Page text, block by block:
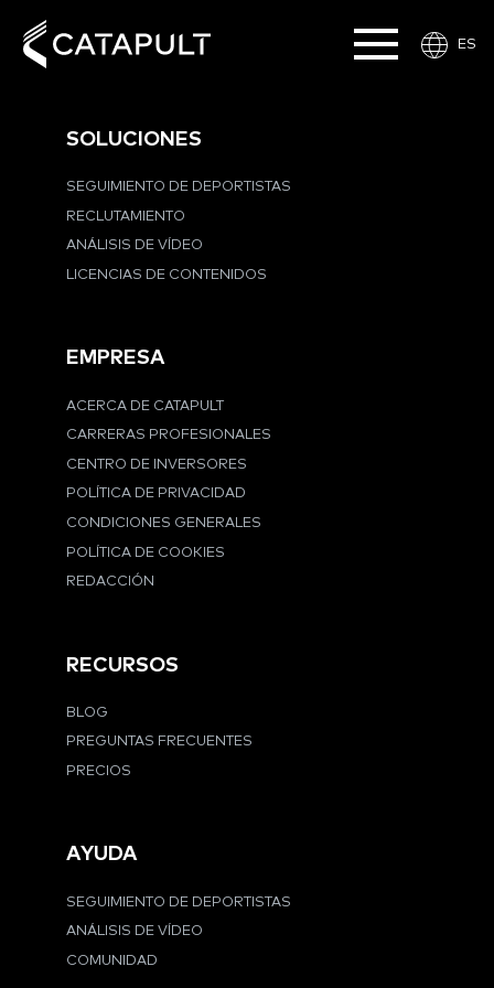
ES
SOLUCIONES
SEGUIMIENTO DE DEPORTISTAS
RECLUTAMIENTO
ANÁLISIS DE VÍDEO
LICENCIAS DE CONTENIDOS
EMPRESA
ACERCA DE CATAPULT
CARRERAS PROFESIONALES
CENTRO DE INVERSORES
POLÍTICA DE PRIVACIDAD
CONDICIONES GENERALES
POLÍTICA DE COOKIES
REDACCIÓN
RECURSOS
BLOG
PREGUNTAS FRECUENTES
PRECIOS
AYUDA
SEGUIMIENTO DE DEPORTISTAS
ANÁLISIS DE VÍDEO
COMUNIDAD